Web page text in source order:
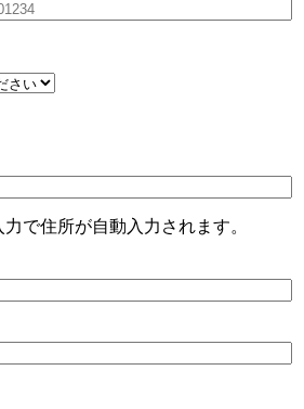
で住所が自動入力されます。